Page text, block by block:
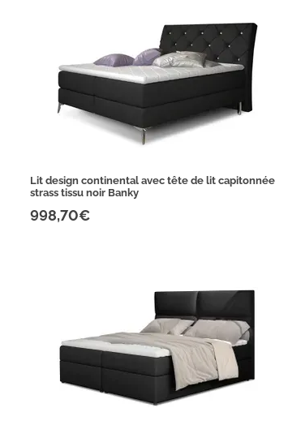
Lit design continental avec tête de lit capitonnée
strass tissu noir Banky
998,70€